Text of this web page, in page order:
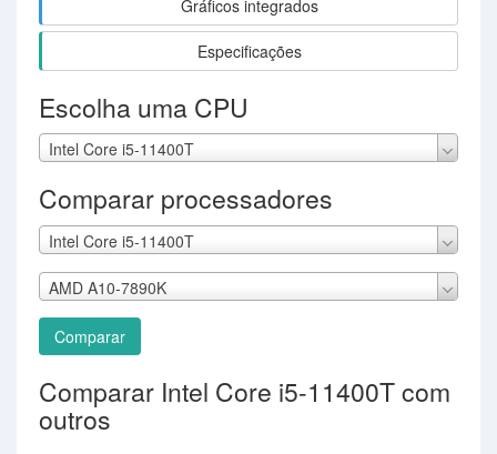
Gráficos integrados
Especificações
Escolha uma CPU
Intel Core i5-11400T
Comparar processadores
Intel Core i5-11400T
AMD A10-7890K
Comparar
Comparar Intel Core i5-11400T com
outros